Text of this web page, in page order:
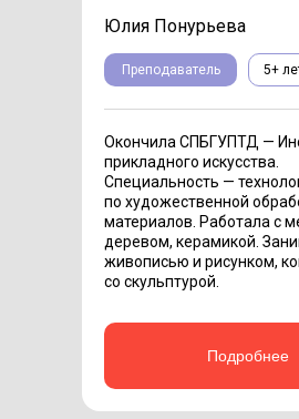
5+
Юлия Понурьева
Преподаватель
Окончила СПБГУПТД —
прикладного искусства.
Специальность —
по художественной
материалов. Работала с
деревом, керамикой.
живописью и рисунком,
со скульптурой.
Подробнее